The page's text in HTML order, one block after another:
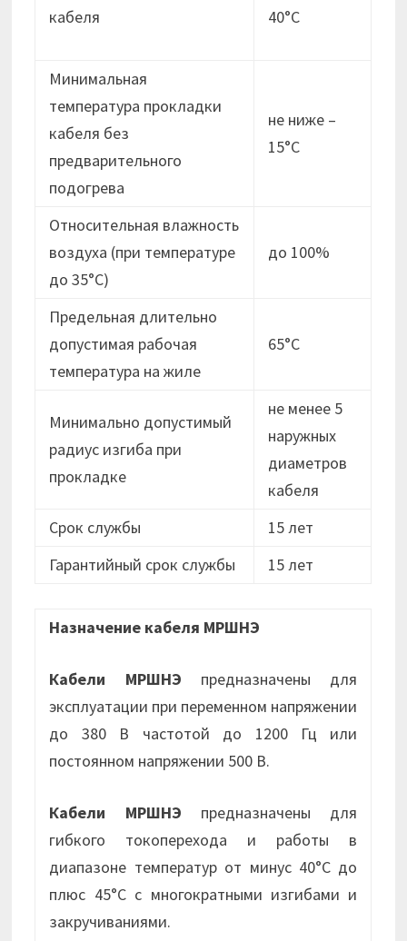
кабеля
40°С
Минимальная
температура прокладки
кабеля без
предварительного
подогрева
не ниже –
15°C
Относительная влажность
воздуха (при температуре
до 35°С)
до 100%
Предельная длительно
допустимая рабочая
температура на жиле
65°С
Минимально допустимый
радиус изгиба при
прокладке
не менее 5
наружных
диаметров
кабеля
Срок службы
15 лет
Гарантийный срок службы
15 лет
Назначение кабеля МРШНЭ
Кабели МРШНЭ предназначены для
эксплуатации при переменном напряжении
до 380 В частотой до 1200 Гц или
постоянном напряжении 500 В.
Кабели МРШНЭ предназначены для
гибкого токоперехода и работы в
диапазоне температур от минус 40°С до
плюс 45°С с многократными изгибами и
закручиваниями.